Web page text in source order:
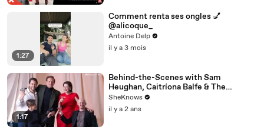
1:27
Comment renta ses ongles 💅
@alicoque_
Antoine Delp
il y a 3 mois
1:17
Behind-the-Scenes with Sam
Heughan, Caitríona Balfe & The
'Outlander' Cast
SheKnows
il y a 2 ans